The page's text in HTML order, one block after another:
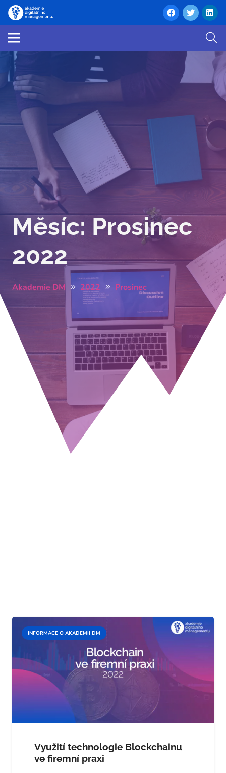
Měsíc: Prosinec
2022
Akademie DM 2022 Prosinec
INFORMACE O AKADEMII DM
Využití technologie Blockchainu
ve firemní praxi